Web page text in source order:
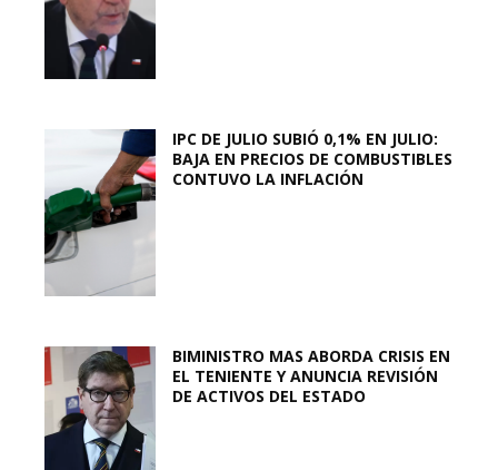
IPC DE JULIO SUBIÓ 0,1% EN JULIO:
BAJA EN PRECIOS DE COMBUSTIBLES
CONTUVO LA INFLACIÓN
BIMINISTRO MAS ABORDA CRISIS EN
EL TENIENTE Y ANUNCIA REVISIÓN
DE ACTIVOS DEL ESTADO